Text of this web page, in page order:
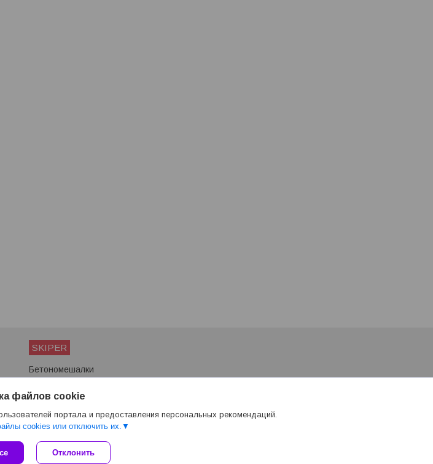
SKIPER
Бетономешалки
Снегоуборщики
на платформе Deal.by
файлов cookie
портала и предоставления персональных рекомендаций.
cookies или отключить их.
Отклонить